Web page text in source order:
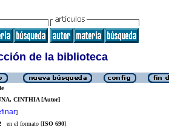
de la biblioteca
CINTHIA [Autor]
]
en el formato [ISO 690]